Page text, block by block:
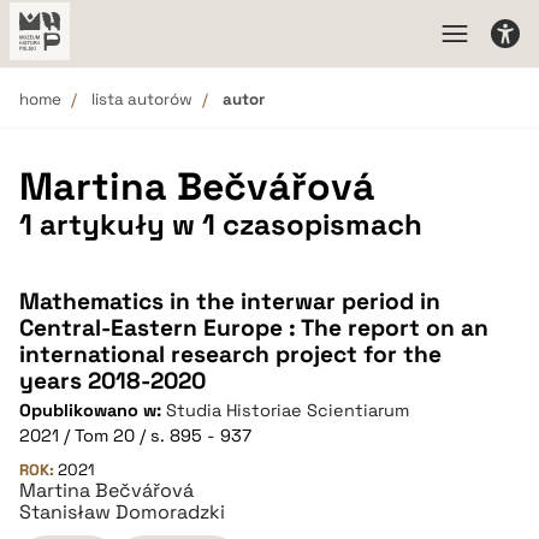
home lista autorów autor
Martina Bečvářová
1 artykuły w 1 czasopismach
Mathematics in the interwar period in
Central-Eastern Europe : The report on an
international research project for the
years 2018-2020
Opublikowano w: Studia Historiae Scientiarum
2021 / Tom 20 / s. 895 - 937
ROK: 2021
Martina Bečvářová
Stanisław Domoradzki